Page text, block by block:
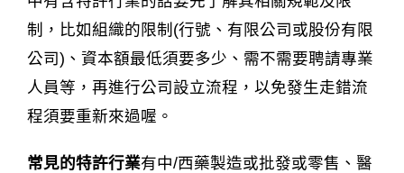
制，比如組織的限制(行號、有限公司或股份有限
公司)、資本額最低須要多少、需不需要聘請專業
人員等，再進行公司設立流程，以免發生走錯流
程須要重新來過喔。
常見的特許行業有中/西藥製造或批發或零售、醫